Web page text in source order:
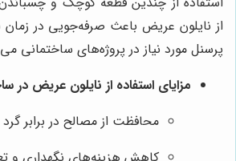
از نایلون عریض باعث صرفه‌جویی در
پرسنل مورد نیاز در پروژه‌های ساختمانی
مزایای استفاده از نایلون عریض در
محافظت از مصالح در برابر